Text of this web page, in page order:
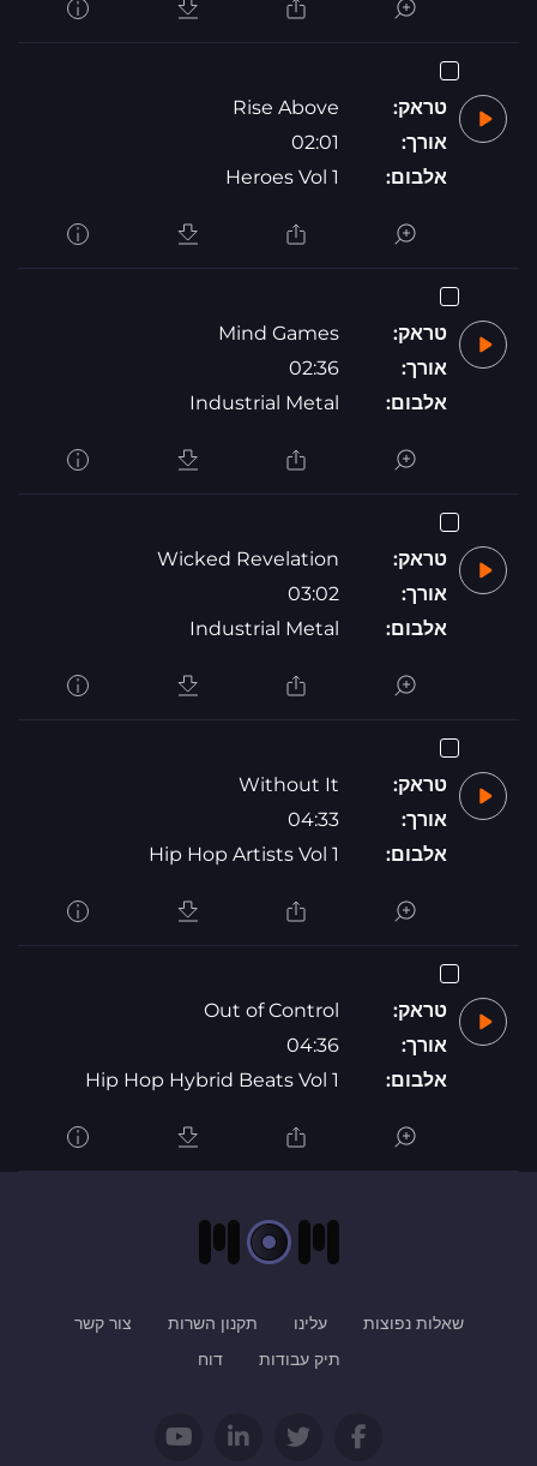
טראק:
Rise Above
אורך:
02:01
אלבום:
Heroes Vol 1
טראק:
Mind Games
אורך:
02:36
אלבום:
Industrial Metal
טראק:
Wicked Revelation
אורך:
03:02
אלבום:
Industrial Metal
טראק:
Without It
אורך:
04:33
אלבום:
Hip Hop Artists Vol 1
טראק:
Out of Control
אורך:
04:36
אלבום:
Hip Hop Hybrid Beats Vol 1
שאלות נפוצות עלינו תקנון השרות
צור קשר
תיק עבודות
דוח